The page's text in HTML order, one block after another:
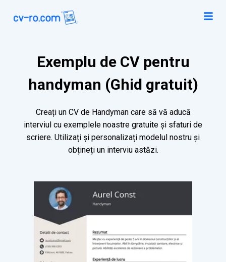
Exemplu de CV pentru
handyman (Ghid gratuit)
Creați un CV de Handyman care să vă aducă
interviul cu exemplele noastre gratuite și sfaturi de
scriere. Utilizați și personalizați modelul nostru și
obțineți un interviu astăzi.